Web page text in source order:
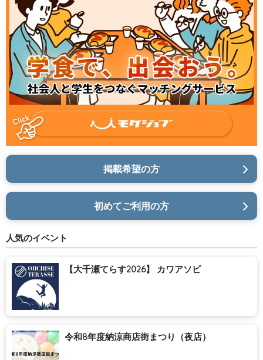
掲載希望の方
初めてご利用の方
人気のイベント
【大千瀬てらす2026】 カワアソビ
令和8年度納涼商店街まつり（夜店）